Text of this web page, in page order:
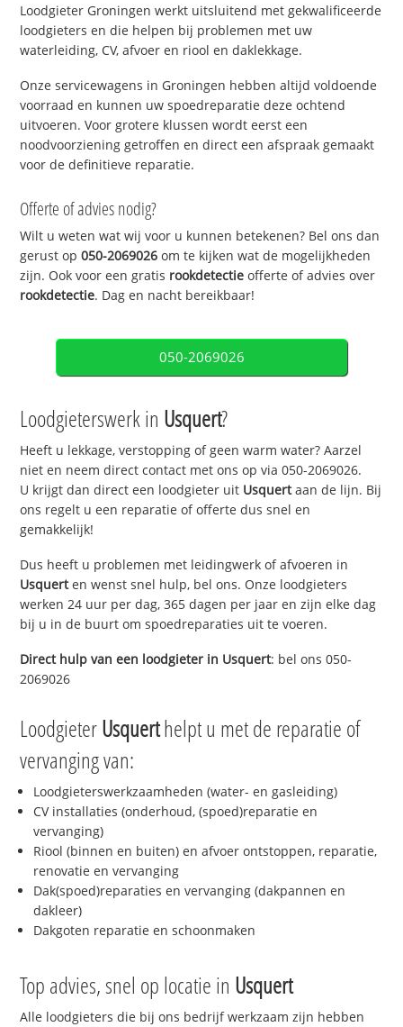
Loodgieter Groningen werkt uitsluitend met gekwalificeerde
loodgieters en die helpen bij problemen met uw
waterleiding, CV, afvoer en riool en daklekkage.
Onze servicewagens in Groningen hebben altijd voldoende
voorraad en kunnen uw spoedreparatie deze ochtend
uitvoeren. Voor grotere klussen wordt eerst een
noodvoorziening getroffen en direct een afspraak gemaakt
voor de definitieve reparatie.
Offerte of advies nodig?
Wilt u weten wat wij voor u kunnen betekenen? Bel ons dan
gerust op050-2069026 om te kijken wat de mogelijkheden
zijn. Ook voor een gratis rookdetectie offerte of advies over
rookdetectie. Dag en nacht bereikbaar!
050-2069026
Loodgieterswerk in Usquert?
Heeft u lekkage, verstopping of geen warm water? Aarzel
niet en neem direct contact met ons op via 050-2069026.
U krijgt dan direct een loodgieter uit Usquertaan de lijn. Bij
ons regelt u een reparatie of offerte dus snel en
gemakkelijk!
Dus heeft u problemen met leidingwerk of afvoeren in
Usquerten wenst snel hulp, bel ons. Onze loodgieters
werken 24 uur per dag, 365 dagen per jaar en zijn elke dag
bij u in de buurt om spoedreparaties uit te voeren.
Direct hulp van een loodgieter in Usquert: bel ons 050-
2069026
LoodgieterUsquerthelpt u met de reparatie of
vervanging van:
Loodgieterswerkzaamheden (water- en gasleiding)
CV installaties (onderhoud, (spoed)reparatie en
vervanging)
Riool (binnen en buiten) en afvoer ontstoppen, reparatie,
renovatie en vervanging
Dak(spoed)reparaties en vervanging (dakpannen en
dakleer)
Dakgoten reparatie en schoonmaken
Top advies, snel op locatie in Usquert
Alle loodgieters die bij ons bedrijf werkzaam zijn hebben